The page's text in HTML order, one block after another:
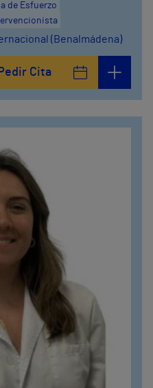
de Esfuerzo
(Benalmádena)
Pedir Cita